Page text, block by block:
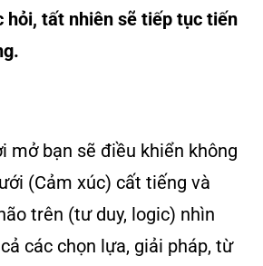
hỏi, tất nhiên sẽ tiếp tục tiến
mở bạn sẽ điều khiển không
(Cảm xúc) cất tiếng và
trên (tư duy, logic) nhìn
các chọn lựa, giải pháp, từ